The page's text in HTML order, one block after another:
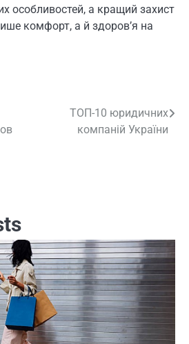
особливостей, а кращий захист
комфорт, а й здоров’я на
ТОП-10 юридичних
компаній України